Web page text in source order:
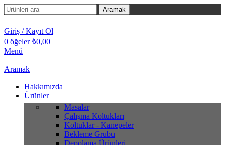
Aramak
Giriş / Kayıt Ol
0 öğeler ₺0,00
Menü
Aramak
Hakkımızda
Ürünler
Masalar
Çalışma Koltukları
Koltuklar - Kanepeler
Bekleme Grubu
Depolama Ürünleri